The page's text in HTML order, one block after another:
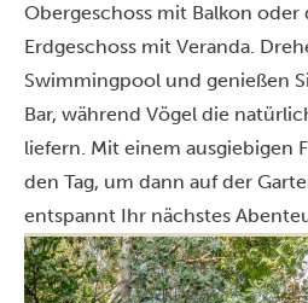
Obergeschoss mit Balkon
Erdgeschoss mit Veranda.
Swimmingpool und genießen
Bar, während Vögel die
liefern. Mit einem ausgiebigen
den Tag, um dann auf der
entspannt Ihr nächstes